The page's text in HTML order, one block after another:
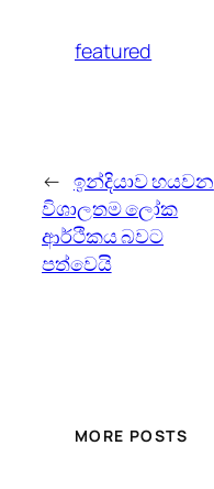
featured
← ඉන්දියාව හයවන
විශාලතම ලෝක
ආර්ථිකය බවට
පත්වෙයි
MORE POSTS